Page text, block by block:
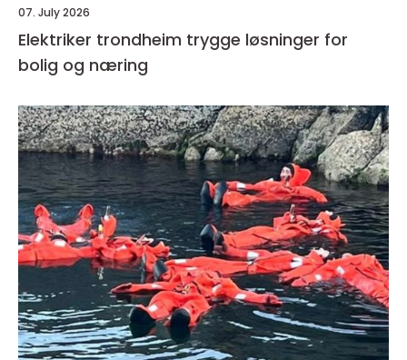
07. July 2026
Elektriker trondheim trygge løsninger for
bolig og næring